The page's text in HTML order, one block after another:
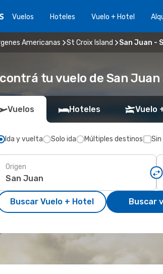
Vuelos Hoteles Vuelo + Hotel
Americanas St Croix Island San Juan -
tu vuelo de San Juan
Vuelos Hoteles Vuelo
Ida y vuelta Solo ida Múltiples destinos Sin
Origen
Buscar Vuelo + Hotel Buscar